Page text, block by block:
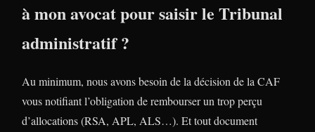
à mon avocat pour saisir le Tribunal
administratif ?
Au minimum, nous avons besoin de la décision de la CAF
vous notifiant l’obligation de rembourser un trop perçu
d’allocations (RSA, APL, ALS…). Et tout document